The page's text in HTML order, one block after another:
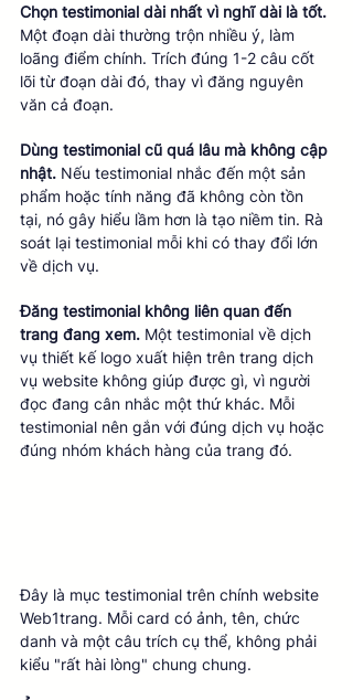
Chọn testimonial dài nhất vì nghĩ dài là tốt.
Một đoạn dài thường trộn nhiều ý, làm
loãng điểm chính. Trích đúng 1-2 câu cốt
lõi từ đoạn dài đó, thay vì đăng nguyên
văn cả đoạn.
Dùng testimonial cũ quá lâu mà không cập
nhật. Nếu testimonial nhắc đến một sản
phẩm hoặc tính năng đã không còn tồn
tại, nó gây hiểu lầm hơn là tạo niềm tin. Rà
soát lại testimonial mỗi khi có thay đổi lớn
về dịch vụ.
Đăng testimonial không liên quan đến
trang đang xem. Một testimonial về dịch
vụ thiết kế logo xuất hiện trên trang dịch
vụ website không giúp được gì, vì người
đọc đang cân nhắc một thứ khác. Mỗi
testimonial nên gắn với đúng dịch vụ hoặc
đúng nhóm khách hàng của trang đó.
Đây là mục testimonial trên chính website
Web1trang. Mỗi card có ảnh, tên, chức
danh và một câu trích cụ thể, không phải
kiểu "rất hài lòng" chung chung.